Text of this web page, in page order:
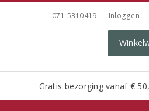
071-5310419 Inloggen
Gratis bezorging vanaf €